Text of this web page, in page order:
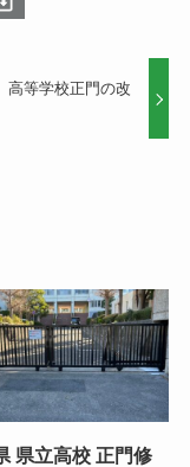
高等学校正門の改
県立高校 正門修